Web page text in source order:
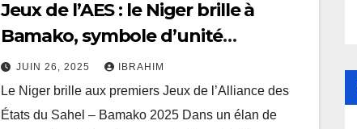
Jeux de l’AES : le Niger brille à
Bamako, symbole d’unité
sahélienne.
JUIN 26, 2025 IBRAHIM
Le Niger brille aux premiers Jeux de l’Alliance des
États du Sahel – Bamako 2025 Dans un élan de